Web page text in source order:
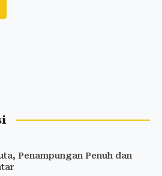
Penampungan Penuh dan